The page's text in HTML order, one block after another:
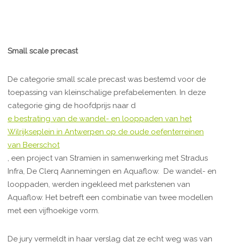
Small scale precast
De categorie small scale precast was bestemd voor de
toepassing van kleinschalige prefabelementen. In deze
categorie ging de hoofdprijs naar d
e bestrating van de wandel- en looppaden van het
Wilrijkseplein in Antwerpen op de oude oefenterreinen
van Beerschot
, een project van Stramien in samenwerking met Stradus
Infra, De Clerq Aannemingen en Aquaflow. De wandel- en
looppaden, werden ingekleed met parkstenen van
Aquaflow. Het betreft een combinatie van twee modellen
met een vijfhoekige vorm.
De jury vermeldt in haar verslag dat ze echt weg was van